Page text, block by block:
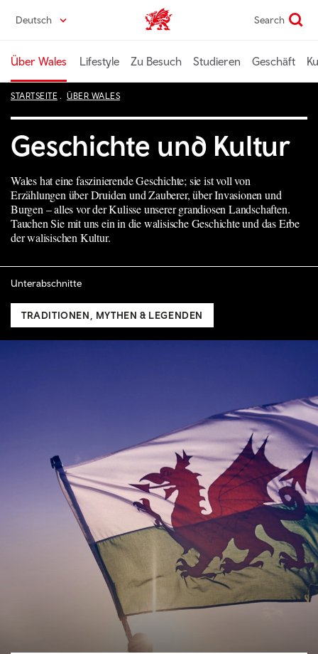
zumDeutsch Wales home Search
Über Wales Lifestyle Zu Besuch Studieren Geschäft
STARTSEITE ÜBER WALES
Geschichte und Kultur
Wales hat eine faszinierende Geschichte; sie ist voll von
Erzählungen über Druiden und Zauberer, über Invasionen und
Burgen – alles vor der Kulisse unserer grandiosen Landschaften.
Tauchen Sie mit uns ein in die walisische Geschichte und das Erbe
der walisischen Kultur.
Unterabschnitte
TRADITIONEN, MYTHEN & LEGENDEN